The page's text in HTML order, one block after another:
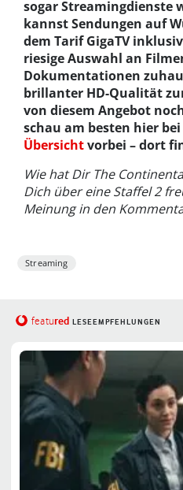
sogar Streamingdienste
kannst Sendungen auf
dem Tarif GigaTV
riesige Auswahl an
Dokumentationen
brillanter HD-Qualität
von diesem Angebot
schau am besten hier bei
Übersichtvorbei – dort
Wie hat Dir The
Dich über eine Staffel 2
Meinung in den
Streaming
featured LESEEMPFEHLUNGEN